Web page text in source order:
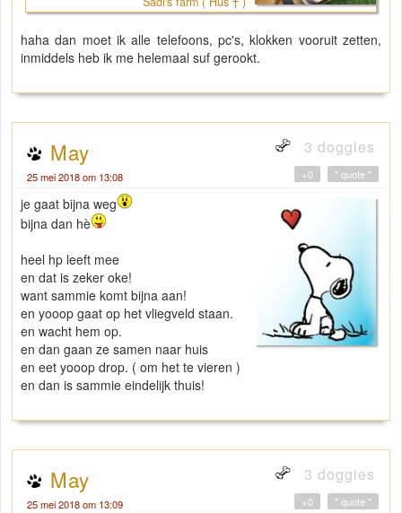
haha dan moet ik alle telefoons, pc's, klokken vooruit zetten,
inmiddels heb ik me helemaal suf gerookt.
May 3 doggies
25 mei 2018 om 13:08 " quote "
+0
je gaat bijna weg
bijna dan hè
heel hp leeft mee
en dat is zeker oke!
want sammie komt bijna aan!
en yooop gaat op het vliegveld staan.
en wacht hem op.
en dan gaan ze samen naar huis
en eet yooop drop. ( om het te vieren )
en dan is sammie eindelijk thuis!
May 3 doggies
25 mei 2018 om 13:09 " quote "
+0